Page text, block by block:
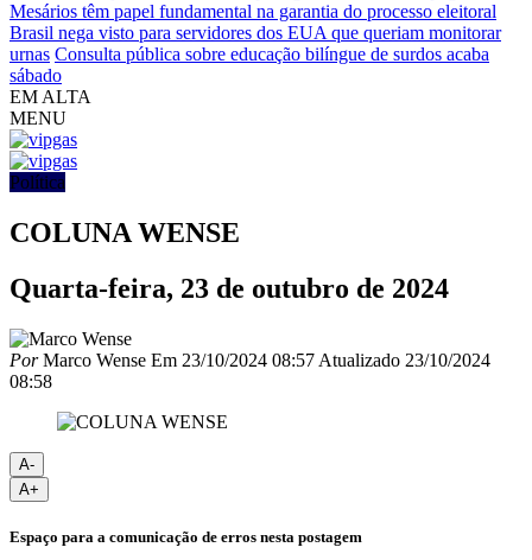
Mesários têm papel fundamental na garantia do processo eleitoral
Brasil nega visto para servidores dos EUA que queriam monitorar
urnas Consulta pública sobre educação bilíngue de surdos acaba
sábado
EM ALTA
MENU
Política
COLUNA WENSE
Quarta-feira, 23 de outubro de 2024
PorMarco Wense Em 23/10/2024 08:57 Atualizado 23/10/2024
08:58
A-
A+
Espaço para a comunicação de erros nesta postagem